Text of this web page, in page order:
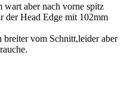
wart aber nach vorne spitz
der Head Edge mit 102mm
vom Schnitt,leider aber